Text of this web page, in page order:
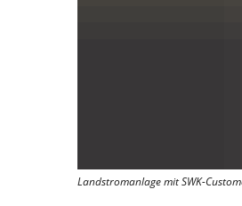
Landstromanlage mit SWK-